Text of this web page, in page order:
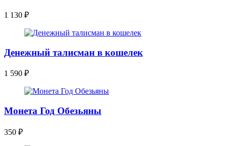
1 130 ₽
Денежный талисман в кошелек
1 590 ₽
Монета Год Обезьяны
350 ₽